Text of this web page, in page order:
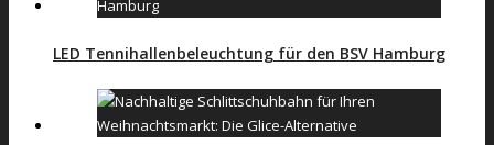
LED Tennihallenbeleuchtung für den BSV Hamburg